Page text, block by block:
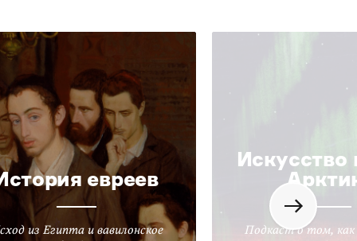
евреев
из Египта и вавилонское
Искусство
Подкаст о том,